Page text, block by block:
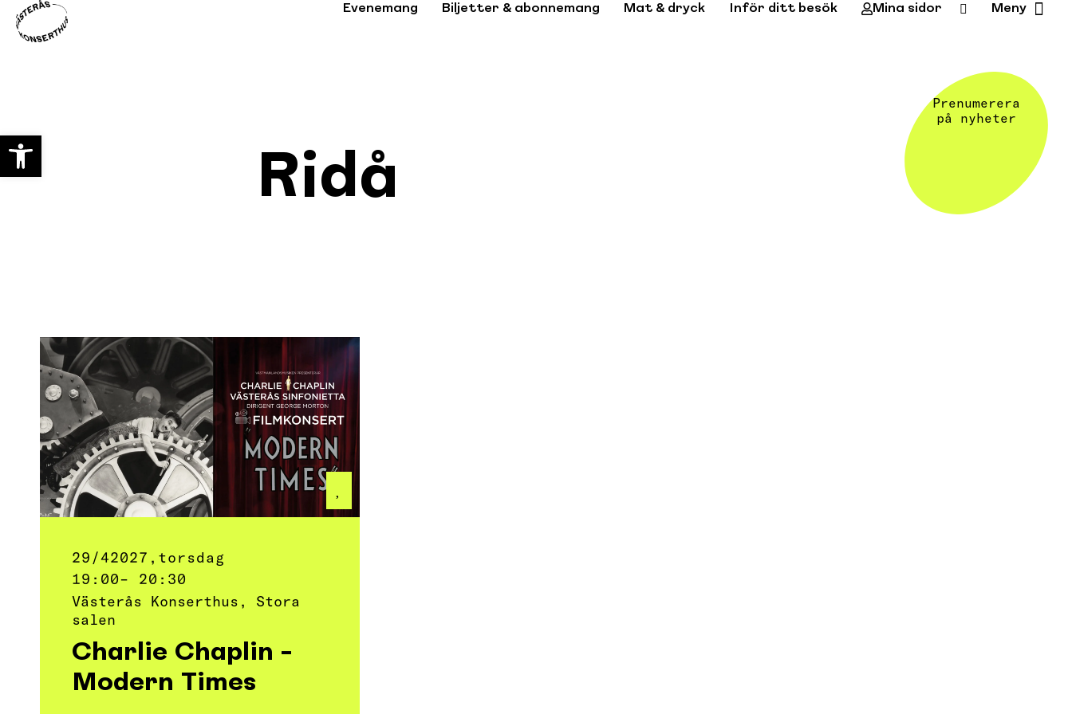
Evenemang Biljetter & abonnemang Mat & dryck Inför ditt besök Mina sidor Meny
Ridå
Prenumerera
på nyheter
29/42027, torsdag
19:00– 20:30
Västerås Konserthus, Stora
salen
Charlie Chaplin -
Modern Times
Open toolbar